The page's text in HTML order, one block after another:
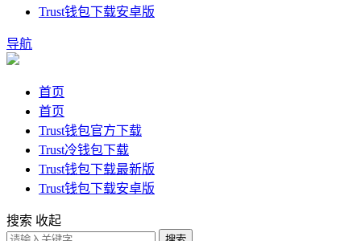
Trust钱包下载安卓版
导航
首页
首页
Trust钱包官方下载
Trust冷钱包下载
Trust钱包下载最新版
Trust钱包下载安卓版
搜索 收起